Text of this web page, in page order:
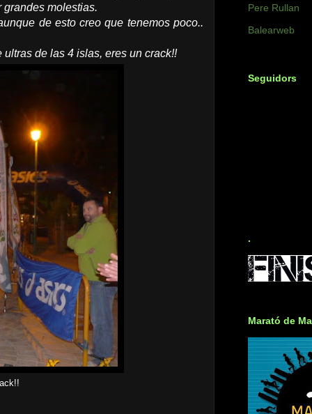
grandes molestias.
de esto creo que tenemos poco..
de las 4 islas, eres un crack!!
Pere Rullan
Balearweb
Seguidors
.
Marató de